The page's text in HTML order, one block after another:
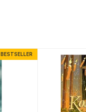
BESTSELLER